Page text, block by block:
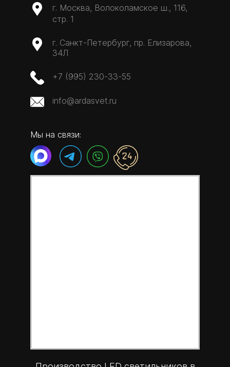
г. Москва, Волоколамское ш., 116,
стр. 1
г. Санкт-Петербург, пр. Елизарова,
34Л
+7 (995) 230-33-55
info@ardasvet.ru
Мы на связи: